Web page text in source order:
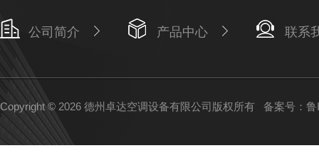
公司简介 产品中心 联系
Copyright © 2026 德州卓达空调设备有限公司版权所有 备案号：